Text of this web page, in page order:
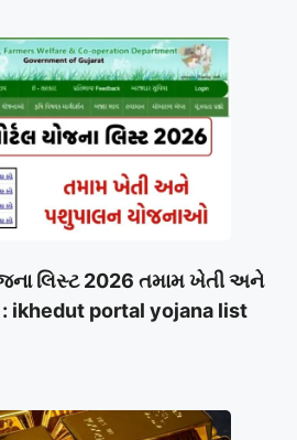
લિસ્ટ 2026 તમામ ખેતી અને
portal yojana list